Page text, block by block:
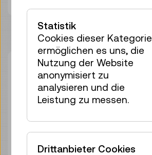
Do 13.08. 14:00 –14:45
Führung
25 Plätze frei
Sa 29.08. 14:00–14:45
Führung
Statistik
Cookies dieser Kategorie
ermöglichen es uns, die
Nutzung der Website
anonymisiert zu
analysieren und die
Leistung zu messen.
Drittanbieter Cookies